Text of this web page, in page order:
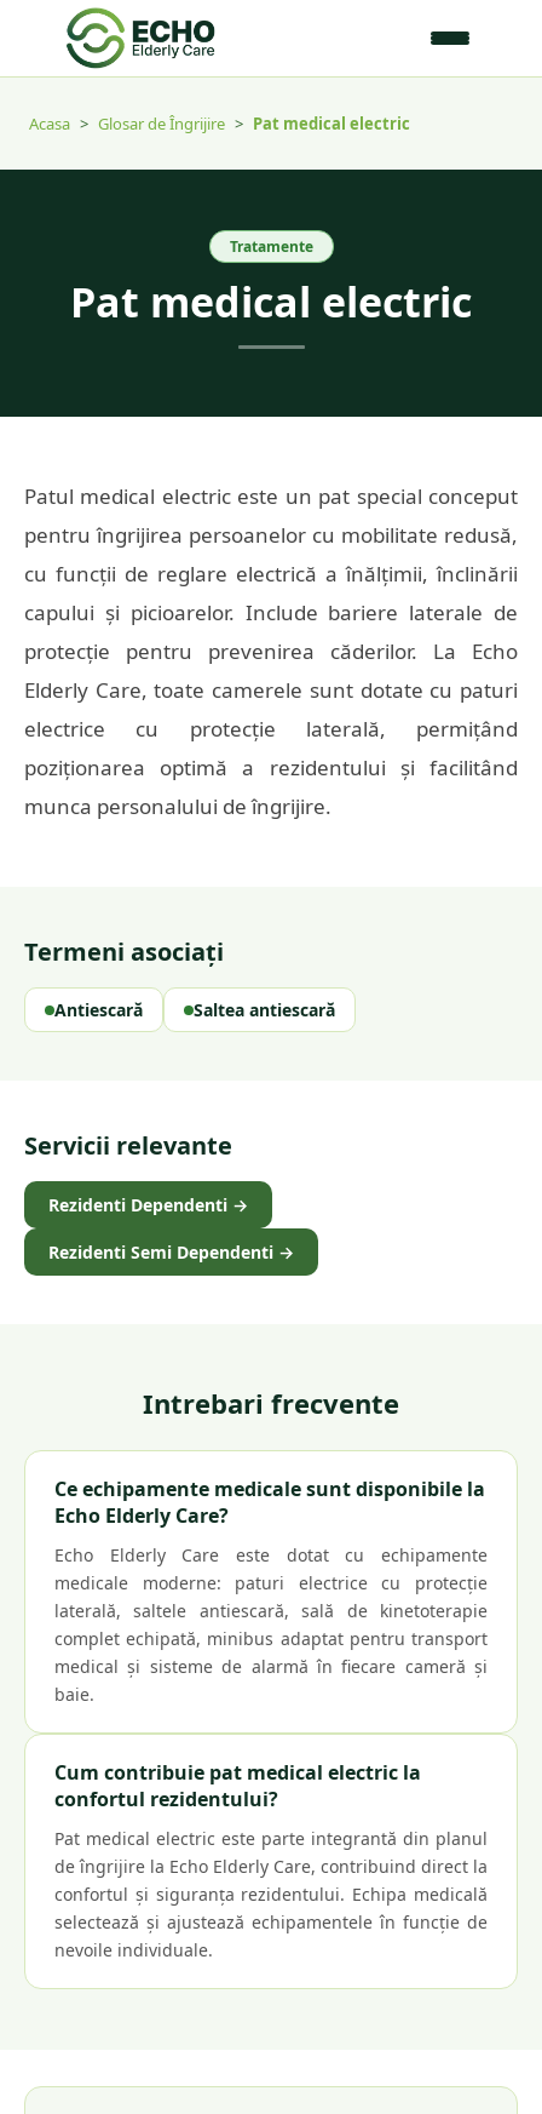
Acasa > Glosar de Îngrijire > Pat medical electric
Tratamente
Pat medical electric
Patul medical electric este un pat special conceput
pentru îngrijirea persoanelor cu mobilitate redusă,
cu funcții de reglare electrică a înălțimii, înclinării
capului și picioarelor. Include bariere laterale de
protecție pentru prevenirea căderilor. La Echo
Elderly Care, toate camerele sunt dotate cu paturi
electrice cu protecție laterală, permițând
poziționarea optimă a rezidentului și facilitând
munca personalului de îngrijire.
Termeni asociați
Antiescară Saltea antiescară
Servicii relevante
Rezidenti Dependenti →
Rezidenti Semi Dependenti →
Intrebari frecvente
Ce echipamente medicale sunt disponibile la
Echo Elderly Care?
Echo Elderly Care este dotat cu echipamente
medicale moderne: paturi electrice cu protecție
laterală, saltele antiescară, sală de kinetoterapie
complet echipată, minibus adaptat pentru transport
medical și sisteme de alarmă în fiecare cameră și
baie.
Cum contribuie pat medical electric la
confortul rezidentului?
Pat medical electric este parte integrantă din planul
de îngrijire la Echo Elderly Care, contribuind direct la
confortul și siguranța rezidentului. Echipa medicală
selectează și ajustează echipamentele în funcție de
nevoile individuale.